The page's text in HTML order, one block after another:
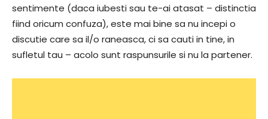
sentimente (daca iubesti sau te-ai atasat – distinctia
fiind oricum confuza), este mai bine sa nu incepi o
discutie care sa il/o raneasca, ci sa cauti in tine, in
sufletul tau – acolo sunt raspunsurile si nu la partener.